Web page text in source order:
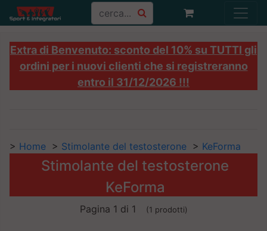
Extra di Benvenuto: sconto del 10% su TUTTI gli
ordini per i nuovi clienti che si registreranno
entro il 31/12/2026 !!!
> Home > Stimolante del testosterone > KeForma
Stimolante del testosterone
KeForma
Pagina 1 di 1 (1 prodotti)